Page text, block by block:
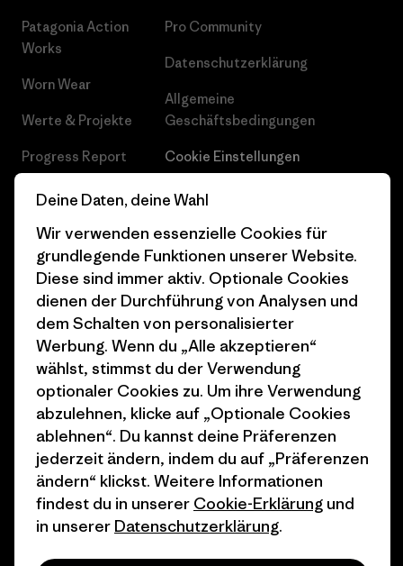
Patagonia Action
Works
Worn Wear
Werte & Projekte
Progress Report
Business Unusual
Klimaziele
1% For The Planet
Wie wir finanzieren
Geschenkgutscheine
Stores in deiner
Nähe
Pro Community
Datenschutzerklärung
Allgemeine
Geschäftsbedingungen
Cookie Einstellungen
Karriere
Pressekontakt
Industry program
Affiliate-Programm
Patagonia Deutschland
Seitenverzeichnis
© 2026 Patagonia, Inc. All Rights Reserved.
Deine Daten, deine Wahl
Wir verwenden essenzielle Cookies für
grundlegende Funktionen unserer Website.
Diese sind immer aktiv. Optionale Cookies
dienen der Durchführung von Analysen und
dem Schalten von personalisierter
Werbung. Wenn du „Alle akzeptieren“
wählst, stimmst du der Verwendung
optionaler Cookies zu. Um ihre Verwendung
abzulehnen, klicke auf „Optionale Cookies
ablehnen“. Du kannst deine Präferenzen
jederzeit ändern, indem du auf „Präferenzen
ändern“ klickst. Weitere Informationen
findest du in unserer Cookie-Erklärung und
in unserer Datenschutzerklärung.